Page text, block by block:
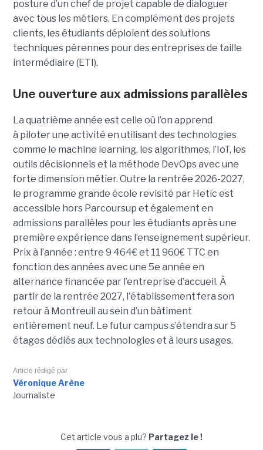
posture d’un chef de projet capable de dialoguer
avec tous les métiers. En complément des projets
clients, les étudiants déploient des solutions
techniques pérennes pour des entreprises de taille
intermédiaire (ETI).
Une ouverture aux admissions parallèles
La quatrième année est celle où l’on apprend
à piloter une activité en utilisant des technologies
comme le machine learning, les algorithmes, l’IoT, les
outils décisionnels et la méthode DevOps avec une
forte dimension métier. Outre la rentrée 2026-2027,
le programme grande école revisité par Hetic est
accessible hors Parcoursup et également en
admissions parallèles pour les étudiants après une
première expérience dans l’enseignement supérieur.
Prix à l’année : entre 9 464€ et 11 960€ TTC en
fonction des années avec une 5e année en
alternance financée par l’entreprise d’accueil. À
partir de la rentrée 2027, l'établissement fera son
retour à Montreuil au sein d’un bâtiment
entièrement neuf. Le futur campus s’étendra sur 5
étages dédiés aux technologies et à leurs usages.
Article rédigé par
Véronique Arène
Journaliste
Cet article vous a plu? Partagez le !